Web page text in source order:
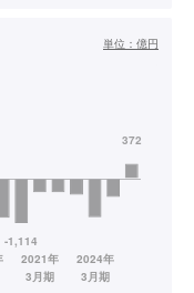
単位： 億円